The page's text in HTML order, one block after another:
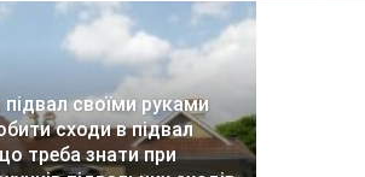
своїми руками
сходи в підвал
треба знати при